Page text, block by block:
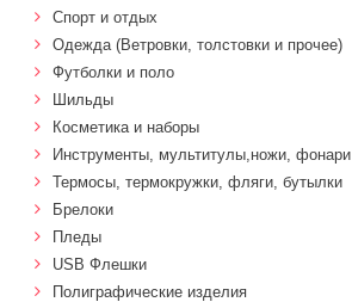
Спорт и отдых
Одежда (Ветровки, толстовки и прочее)
Футболки и поло
Шильды
Косметика и наборы
Инструменты, мультитулы,ножи, фонари
Термосы, термокружки, фляги, бутылки
Брелоки
Пледы
USB Флешки
Полиграфические изделия